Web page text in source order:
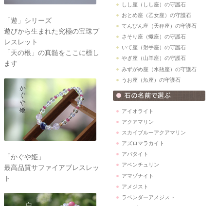
「遊」シリーズ
遊びから生まれた究極の宝珠ブ
レスレット
「天の根」の真髄をここに標し
ます
「かぐや姫」
最高品質サファイアブレスレッ
ト
しし座（しし座）の守護石
おとめ座（乙女座）の守護石
てんびん座（天秤座）の守護石
さそり座（蠍座）の守護石
いて座（射手座）の守護石
やぎ座（山羊座）の守護石
みずがめ座（水瓶座）の守護石
うお座（魚座）の守護石
アイオライト
アクアマリン
スカイブルーアクアマリン
アズロマラカイト
アパタイト
アベンチュリン
アマゾナイト
アメジスト
ラベンダーアメジスト